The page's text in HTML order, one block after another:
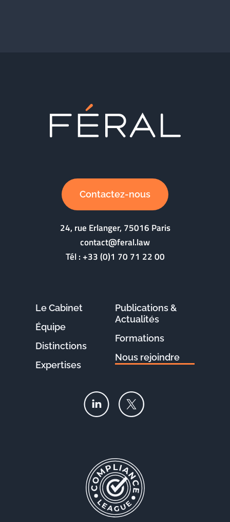
Contactez-nous
24, rue Erlanger, 75016 Paris
contact@feral.law
Tél :+33 (0)1 70 71 22 00
Le Cabinet
Équipe
Distinctions
Expertises
Publications &
Actualités
Formations
Nous rejoindre